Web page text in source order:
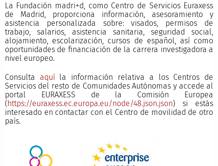
La Fundación madri+d, como Centro de Servicios Euraxess
de Madrid, proporciona información, asesoramiento y
asistencia personalizada sobre: visados, permisos de
trabajo, salarios, asistencia sanitaria, seguridad social,
alojamiento, escolarización, cursos de español, así como
oportunidades de financiación de la carrera investigadora a
nivel europeo.
Consulta aquíla información relativa a los Centros de
Servicios del resto de Comunidades Autónomas y accede al
portal EURAXESS de la Comisión Europea
(https://euraxess.ec.europa.eu/node/48.json.json) si estás
interesado en contactar con el Centro de movilidad de otro
país.